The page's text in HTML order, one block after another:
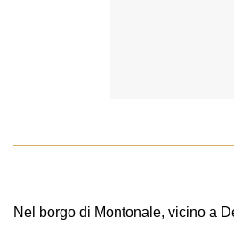
Nel borgo di Montonale, vicino a